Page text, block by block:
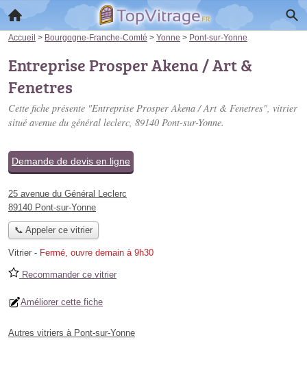
Accueil > Bourgogne-Franche-Comté > Yonne > Pont-sur-Yonne
Entreprise Prosper Akena / Art &
Fenetres
Cette fiche présente "Entreprise Prosper Akena / Art & Fenetres", vitrier
situé avenue du général leclerc, 89140 Pont-sur-Yonne.
Demande de devis en ligne
25 avenue du Général Leclerc
89140 Pont-sur-Yonne
📞 Appeler ce vitrier
Vitrier - Fermé, ouvre demain à 9h30
Recommander ce vitrier
Améliorer cette fiche
Autres vitriers à Pont-sur-Yonne